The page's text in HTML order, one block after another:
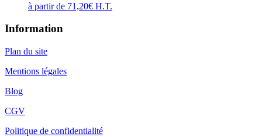
à partir de 71,20€ H.T.
Information
Plan du site
Mentions légales
Blog
CGV
Politique de confidentialité